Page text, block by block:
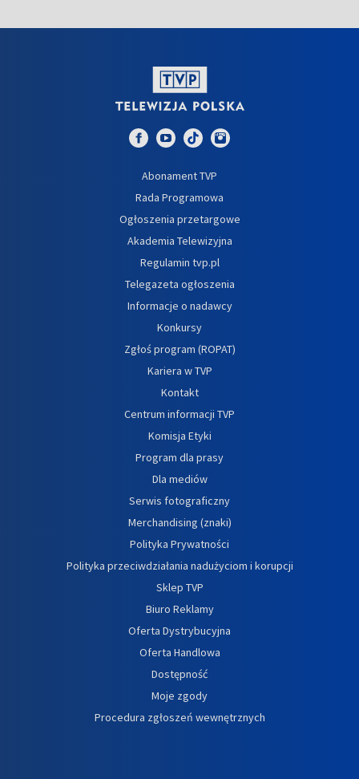
Abonament TVP
Rada Programowa
Ogłoszenia przetargowe
Akademia Telewizyjna
Regulamin tvp.pl
Telegazeta ogłoszenia
Informacje o nadawcy
Konkursy
Zgłoś program (ROPAT)
Kariera w TVP
Kontakt
Centrum informacji TVP
Komisja Etyki
Program dla prasy
Dla mediów
Serwis fotograficzny
Merchandising (znaki)
Polityka Prywatności
Polityka przeciwdziałania nadużyciom i korupcji
Sklep TVP
Biuro Reklamy
Oferta Dystrybucyjna
Oferta Handlowa
Dostępność
Moje zgody
Procedura zgłoszeń wewnętrznych